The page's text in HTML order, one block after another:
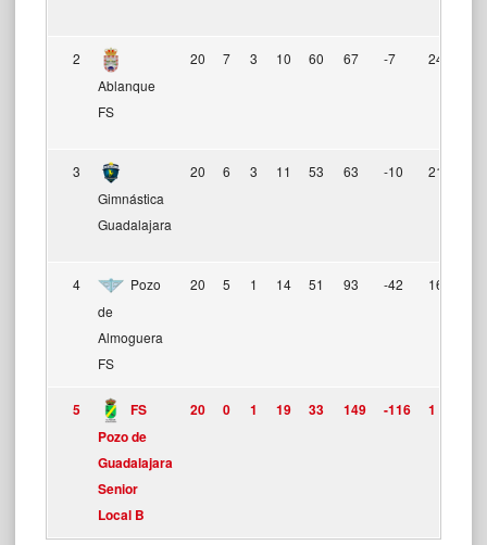
2
Ablanque
FS
20 7 3 10 60 67 -7 24
3
Gimnástica
Guadalajara
20 6 3 11 53 63 -10 21
4
Pozo
de
Almoguera
FS
20 5 1 14 51 93 -42 16
5
FS
Pozo de
Guadalajara
Senior
Local B
20 0 1 19 33 149 -116 1